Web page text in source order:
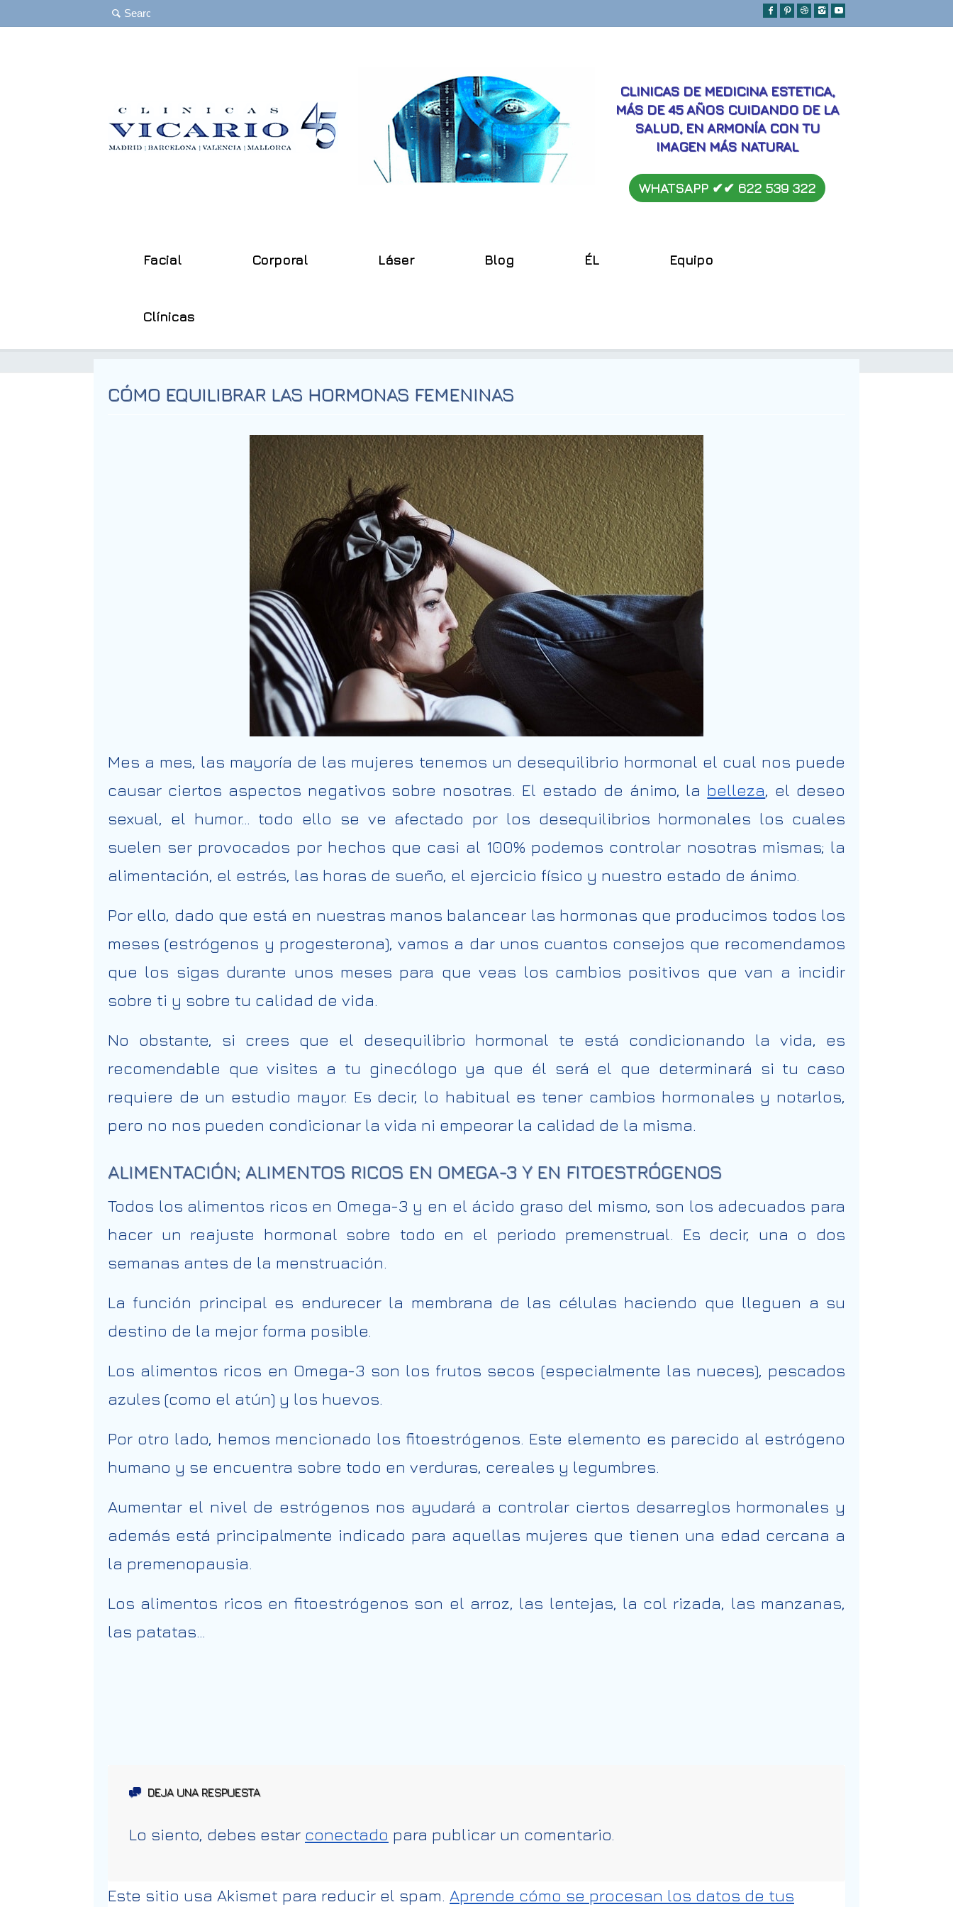
CLINICAS DE MEDICINA ESTETICA,
MÁS DE 45 AÑOS CUIDANDO DE LA
SALUD, EN ARMONÍA CON TU
IMAGEN MÁS NATURAL
WHATSAPP ✔︎✔︎ 622 539 322
Facial Corporal Láser Blog ÉL Equipo
Clínicas
CÓMO EQUILIBRAR LAS HORMONAS FEMENINAS
Mes a mes, las mayoría de las mujeres tenemos un desequilibrio hormonal el cual nos puede
causar ciertos aspectos negativos sobre nosotras. El estado de ánimo, la belleza, el deseo
sexual, el humor… todo ello se ve afectado por los desequilibrios hormonales los cuales
suelen ser provocados por hechos que casi al 100% podemos controlar nosotras mismas; la
alimentación, el estrés, las horas de sueño, el ejercicio físico y nuestro estado de ánimo.
Por ello, dado que está en nuestras manos balancear las hormonas que producimos todos los
meses (estrógenos y progesterona), vamos a dar unos cuantos consejos que recomendamos
que los sigas durante unos meses para que veas los cambios positivos que van a incidir
sobre ti y sobre tu calidad de vida.
No obstante, si crees que el desequilibrio hormonal te está condicionando la vida, es
recomendable que visites a tu ginecólogo ya que él será el que determinará si tu caso
requiere de un estudio mayor. Es decir, lo habitual es tener cambios hormonales y notarlos,
pero no nos pueden condicionar la vida ni empeorar la calidad de la misma.
ALIMENTACIÓN; ALIMENTOS RICOS EN OMEGA-3 Y EN FITOESTRÓGENOS
Todos los alimentos ricos en Omega-3 y en el ácido graso del mismo, son los adecuados para
hacer un reajuste hormonal sobre todo en el periodo premenstrual. Es decir, una o dos
semanas antes de la menstruación.
La función principal es endurecer la membrana de las células haciendo que lleguen a su
destino de la mejor forma posible.
Los alimentos ricos en Omega-3 son los frutos secos (especialmente las nueces), pescados
azules (como el atún) y los huevos.
Por otro lado, hemos mencionado los fitoestrógenos. Este elemento es parecido al estrógeno
humano y se encuentra sobre todo en verduras, cereales y legumbres.
Aumentar el nivel de estrógenos nos ayudará a controlar ciertos desarreglos hormonales y
además está principalmente indicado para aquellas mujeres que tienen una edad cercana a
la premenopausia.
Los alimentos ricos en fitoestrógenos son el arroz, las lentejas, la col rizada, las manzanas,
las patatas…
DEJA UNA RESPUESTA
Lo siento, debes estar conectado para publicar un comentario.
Este sitio usa Akismet para reducir el spam. Aprende cómo se procesan los datos de tus